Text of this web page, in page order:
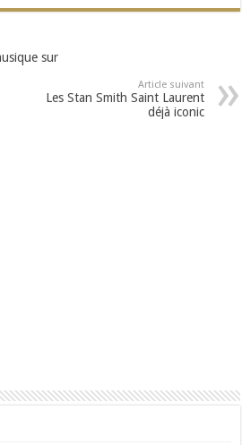
sur
Article suivant
Les Stan Smith Saint Laurent
déjà iconic